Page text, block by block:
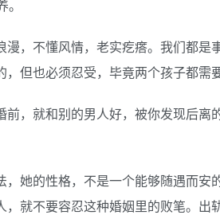
，不懂风情，老实疙瘩。我们都是
但也必须忍受，毕竟两个孩子都需
，就和别的男人好，被你发现后离
她的性格，不是一个能够随遇而安
就不要容忍这种婚姻里的败笔。出